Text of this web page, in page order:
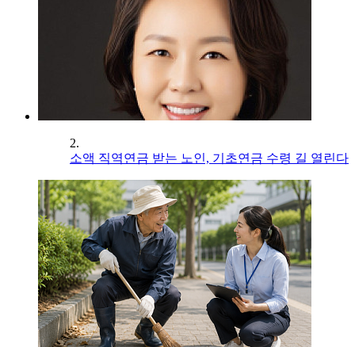
2.
소액 직역연금 받는 노인, 기초연금 수령 길 열린다